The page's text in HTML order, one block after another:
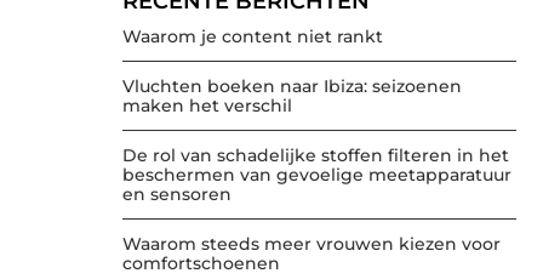
Waarom je content niet rankt
Vluchten boeken naar Ibiza: seizoenen
maken het verschil
De rol van schadelijke stoffen filteren in het
beschermen van gevoelige meetapparatuur
en sensoren
Waarom steeds meer vrouwen kiezen voor
comfortschoenen